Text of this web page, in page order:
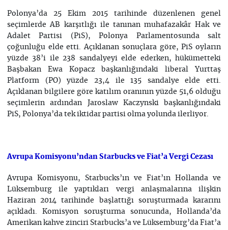
Polonya’da 25 Ekim 2015 tarihinde düzenlenen genel
seçimlerde AB karşıtlığı ile tanınan muhafazakâr Hak ve
Adalet Partisi (PiS), Polonya Parlamentosunda salt
çoğunluğu elde etti. Açıklanan sonuçlara göre, PiS oyların
yüzde 38’i ile 238 sandalyeyi elde ederken, hükümetteki
Başbakan Ewa Kopacz başkanlığındaki liberal Yurttaş
Platform (PO) yüzde 23,4 ile 135 sandalye elde etti.
Açıklanan bilgilere göre katılım oranının yüzde 51,6 olduğu
seçimlerin ardından Jaroslaw Kaczynski başkanlığındaki
PiS, Polonya’da tek iktidar partisi olma yolunda ilerliyor.
Avrupa Komisyonu’ndan Starbucks ve Fiat’a Vergi Cezası
Avrupa Komisyonu, Starbucks’ın ve Fiat’ın Hollanda ve
Lüksemburg ile yaptıkları vergi anlaşmalarına ilişkin
Haziran 2014 tarihinde başlattığı soruşturmada kararını
açıkladı. Komisyon soruşturma sonucunda, Hollanda’da
Amerikan kahve zinciri Starbucks’a ve Lüksemburg’da Fiat’a